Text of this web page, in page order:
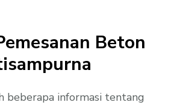
Beton
beberapa informasi tentang